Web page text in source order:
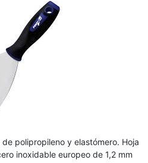
polipropileno y elastómero. Hoja
inoxidable europeo de 1,2 mm